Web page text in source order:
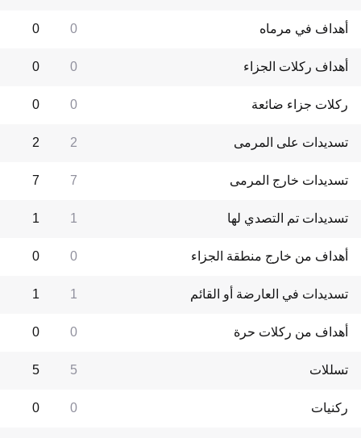
أهداف في مرماه 0
0
أهداف ركلات الجزاء 0
0
ركلات جزاء ضائعة 0
0
تسديدات على المرمى 2
2
تسديدات خارج المرمى 7
7
تسديدات تم التصدي لها 1
1
أهداف من خارج منطقة الجزاء 0
0
تسديدات في العارضة أو القائم 1
1
أهداف من ركلات حرة 0
0
تسللات 5
5
ركنيات 0
0